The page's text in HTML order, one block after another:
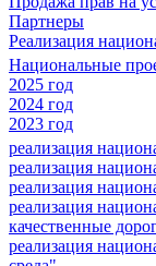
Партнеры
Реализация
Национальные
2025 год
2024 год
2023 год
реализация
реализация
реализация
реализация
качественные
реализация